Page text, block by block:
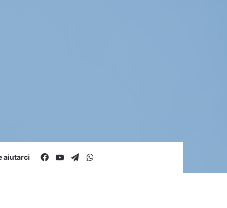
aiutarci Facebook
You TubeTelegram